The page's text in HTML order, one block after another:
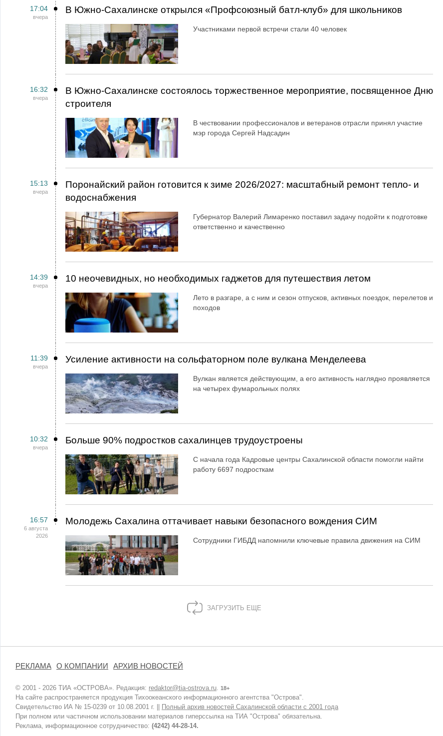
17:04
вчера
В Южно-Сахалинске открылся «Профсоюзный батл-клуб» для школьников
Участниками первой встречи стали 40 человек
16:32
вчера
В Южно-Сахалинске состоялось торжественное мероприятие, посвященное Дню
строителя
В чествовании профессионалов и ветеранов отрасли принял участие
мэр города Сергей Надсадин
15:13
вчера
Поронайский район готовится к зиме 2026/2027: масштабный ремонт тепло- и
водоснабжения
Губернатор Валерий Лимаренко поставил задачу подойти к подготовке
ответственно и качественно
14:39
вчера
10 неочевидных, но необходимых гаджетов для путешествия летом
Лето в разгаре, а с ним и сезон отпусков, активных поездок, перелетов и
походов
11:39
вчера
Усиление активности на сольфаторном поле вулкана Менделеева
Вулкан является действующим, а его активность наглядно проявляется
на четырех фумарольных полях
10:32
вчера
Больше 90% подростков сахалинцев трудоустроены
С начала года Кадровые центры Сахалинской области помогли найти
работу 6697 подросткам
16:57
6 августа
2026
Молодежь Сахалина оттачивает навыки безопасного вождения СИМ
Сотрудники ГИБДД напомнили ключевые правила движения на СИМ
ЗАГРУЗИТЬ ЕЩЕ
РЕКЛАМА О КОМПАНИИ АРХИВ НОВОСТЕЙ
© 2001 - 2026 ТИА «ОСТРОВА». Редакция: redaktor@tia-ostrova.ru. 18+
На сайте распространяется продукция Тихоокеанского информационного агентства "Острова".
Свидетельство ИА № 15-0239 от 10.08.2001 г. ||
Полный архив новостей Сахалинской области с 2001 года
При полном или частичном использовании материалов гиперссылка на ТИА "Острова" обязательна.
Реклама, информационное сотрудничество: (4242) 44-28-14.